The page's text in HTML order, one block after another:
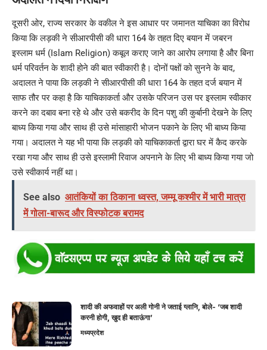
दूसरी ओर, राज्य सरकार के वकील ने इस आधार पर जमानत याचिका का विरोध
किया कि लड़की ने सीआरपीसी की धारा 164 के तहत दिए बयान में जबरन
इस्लाम धर्म (Islam Religion) कबूल कराए जाने का आरोप लगाया है और बिना
धर्म परिवर्तन के शादी होने की बात स्वीकारी है। दोनों पक्षों को सुनने के बाद,
अदालत ने पाया कि लड़की ने सीआरपीसी की धारा 164 के तहत दर्ज बयान में
साफ तौर पर कहा है कि याचिकाकर्ता और उसके परिजन उस पर इस्लाम स्वीकार
करने का दबाव बना रहे थे और उसे बकरीद के दिन पशु की कुर्बानी देखने के लिए
बाध्य किया गया और साथ ही उसे मांसाहारी भोजन पकाने के लिए भी बाध्य किया
गया। अदालत ने यह भी पाया कि लड़की को याचिकाकर्ता द्वारा घर में कैद करके
रखा गया और साथ ही उसे इस्लामी रिवाज अपनाने के लिए भी बाध्य किया गया जो
उसे स्वीकार्य नहीं था।
See also आतंकियों का ठिकाना ध्वस्त, जम्मू कश्मीर में भारी मात्रा
में गोला-बारूद और विस्फोटक बरामद
शादी की अफवाहों पर अली गोनी ने जताई ग्लानि, बोले- ‘जब शादी
करनी होगी, खुद ही बताऊंगा’
मध्यप्रदेश